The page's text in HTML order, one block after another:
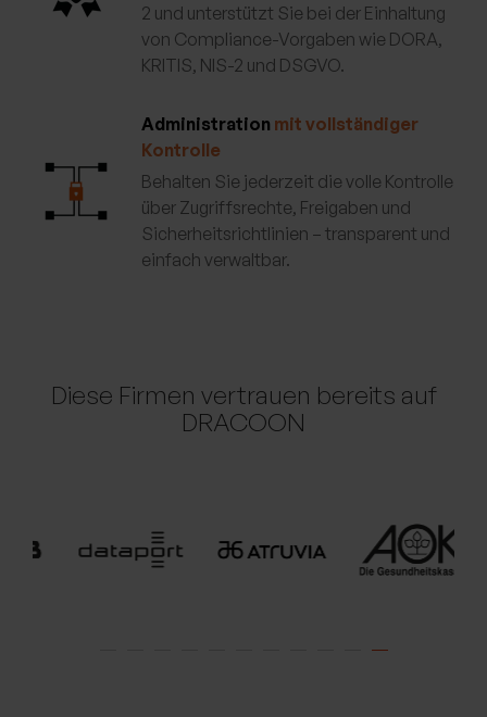
2 und unterstützt Sie bei der Einhaltung
von Compliance-Vorgaben wie DORA,
KRITIS, NIS-2 und DSGVO.
Administration mit vollständiger
Kontrolle
Behalten Sie jederzeit die volle Kontrolle
über Zugriffsrechte, Freigaben und
Sicherheitsrichtlinien – transparent und
einfach verwaltbar.
Diese Firmen vertrauen bereits auf
DRACOON